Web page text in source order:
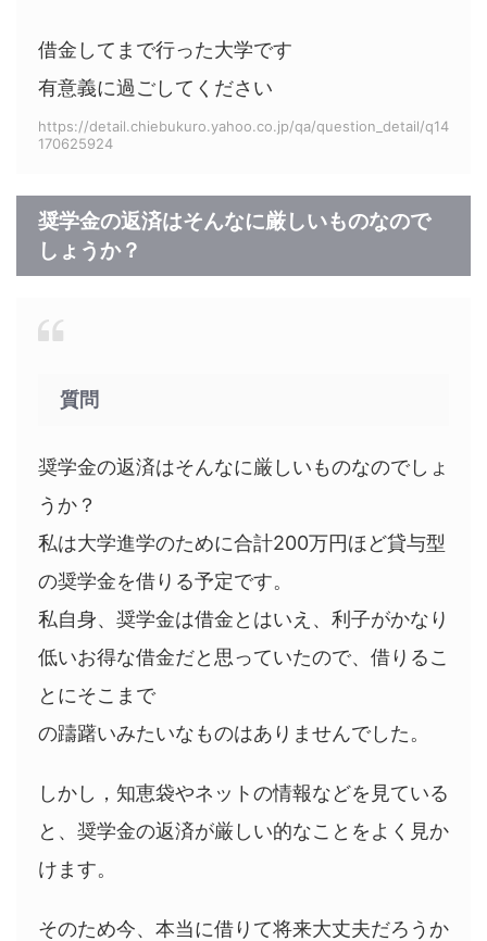
借金してまで行った大学です
有意義に過ごしてください
https://detail.chiebukuro.yahoo.co.jp/qa/question_detail/q14
170625924
奨学金の返済はそんなに厳しいものなので
しょうか？
質問
奨学金の返済はそんなに厳しいものなのでしょ
うか？
私は大学進学のために合計200万円ほど貸与型
の奨学金を借りる予定です。
私自身、奨学金は借金とはいえ、利子がかなり
低いお得な借金だと思っていたので、借りるこ
とにそこまで
の躊躇いみたいなものはありませんでした。
しかし，知恵袋やネットの情報などを見ている
と、奨学金の返済が厳しい的なことをよく見か
けます。
そのため今、本当に借りて将来大丈夫だろうか